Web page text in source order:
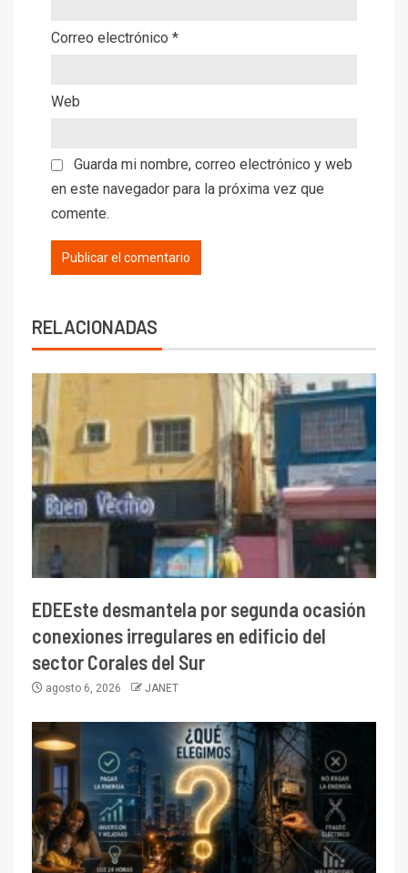
Correo electrónico *
Web
Guarda mi nombre, correo electrónico y web
en este navegador para la próxima vez que
comente.
RELACIONADAS
EDEEste desmantela por segunda ocasión
conexiones irregulares en edificio del
sector Corales del Sur
agosto 6, 2026 JANET